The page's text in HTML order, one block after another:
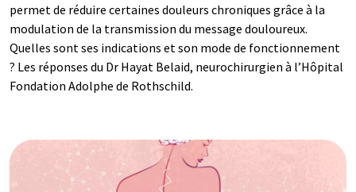
permet de réduire certaines douleurs chroniques grâce à la
modulation de la transmission du message douloureux.
Quelles sont ses indications et son mode de fonctionnement
? Les réponses du Dr Hayat Belaid, neurochirurgien à l’Hôpital
Fondation Adolphe de Rothschild.
Image